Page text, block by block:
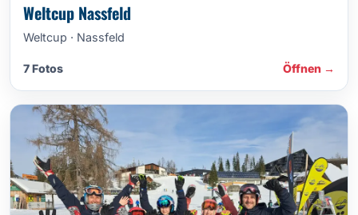
Weltcup Nassfeld
Weltcup · Nassfeld
7 Fotos Öffnen →